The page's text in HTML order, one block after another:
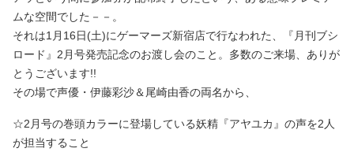
ムな空間でした－－。
それは1月16日(土)にゲーマーズ新宿店で行なわれた、『月刊ブシ
ロード』2月号発売記念のお渡し会のこと。多数のご来場、ありが
とうございます!!
その場で声優・伊藤彩沙＆尾崎由香の両名から、
☆2月号の巻頭カラーに登場している妖精『アヤユカ』の声を2人
が担当すること